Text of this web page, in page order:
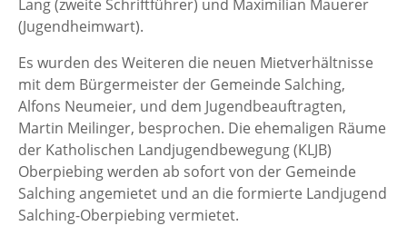
Lang (zweite Schriftführer) und Maximilian Mauerer
(Jugendheimwart).
Es wurden des Weiteren die neuen Mietverhältnisse
mit dem Bürgermeister der Gemeinde Salching,
Alfons Neumeier, und dem Jugendbeauftragten,
Martin Meilinger, besprochen. Die ehemaligen Räume
der Katholischen Landjugendbewegung (KLJB)
Oberpiebing werden ab sofort von der Gemeinde
Salching angemietet und an die formierte Landjugend
Salching-Oberpiebing vermietet.